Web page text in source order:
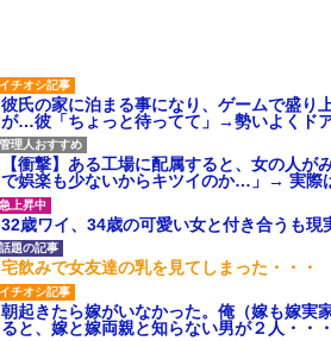
彼氏の家に泊まる事になり、ゲームで盛り
が…彼「ちょっと待ってて」→勢いよくド
【衝撃】ある工場に配属すると、女の人
で娯楽も少ないからキツイのか…」→ 実際
32歳ワイ、34歳の可愛い女と付き合うも現
宅飲みで女友達の乳を見てしまった・・・
朝起きたら嫁がいなかった。俺（嫁も嫁
ると、嫁と嫁両親と知らない男が２人・・・